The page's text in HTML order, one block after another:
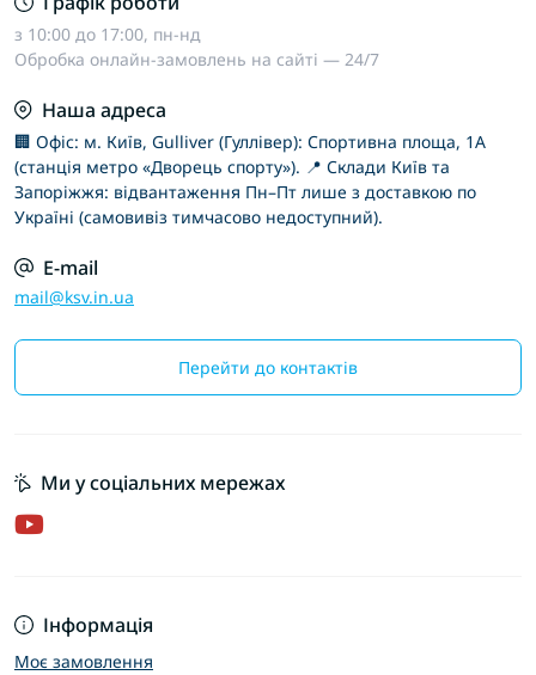
з 10:00 до 17:00, пн-нд
Обробка онлайн-замовлень на сайті — 24/7
Наша адреса
🏢 Офіс: м. Київ, Gulliver (Гуллівер): Спортивна площа, 1А
(станція метро «Дворець спорту»). 📍 Склади Київ та
Запоріжжя: відвантаження Пн–Пт лише з доставкою по
Україні (самовивіз тимчасово недоступний).
E-mail
mail@ksv.in.ua
Перейти до контактів
Інформація
Моє замовлення
Ми у соціальних мережах